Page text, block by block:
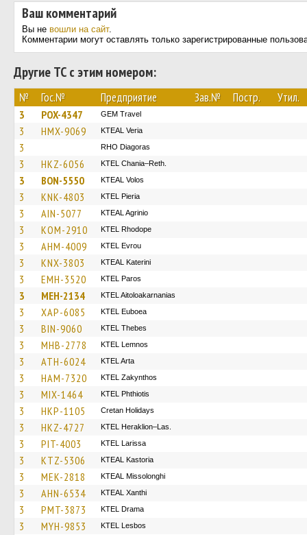
Ваш комментарий
Вы не вошли на сайт.
Комментарии могут оставлять только зарегистрированные
Другие ТС с этим номером:
№ Гос.№ Предприятие Зав.№ Постр. Утил.
3 POX-4347 GEM Travel
3 HMX-9069 KTEAL Veria
3 RHO Diagoras
3 HKZ-6056 KTEL Chania–Reth.
3 BON-5550 KTEAL Volos
3 KNK-4803 KTEL Pieria
3 AIN-5077 KTEAL Agrinio
3 KOM-2910 KTEL Rhodope
3 AHM-4009 KTEL Evrou
3 KNX-3803 KTEAL Katerini
3 EMH-3520 KTEL Paros
3 MEH-2134 KTEL Aitoloakarnanias
3 XAP-6085 ΚΤΕL Euboea
3 BIN-9060 KTEL Thebes
3 MHB-2778 KTEL Lemnos
3 ATH-6024 KTEL Arta
3 HAM-7320 KTEL Zakynthos
3 MIX-1464 ΚΤΕL Phthiotis
3 HKP-1105 Cretan Holidays
3 HKZ-4727 KTEL Heraklion–Las.
3 PIT-4003 KTEL Larissa
3 KTZ-5306 KTEAL Kastoria
3 MEK-2818 KTEAL Missolonghi
3 AHN-6534 KTEAL Xanthi
3 PMT-3873 KTEL Drama
3 MYH-9853 KTEL Lesbos